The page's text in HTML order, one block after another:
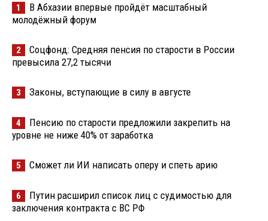
1
В Абхазии впервые пройдёт масштабный
молодёжный форум
2
Соцфонд: Средняя пенсия по старости в России
превысила 27,2 тысячи
3 Законы, вступающие в силу в августе
4
Пенсию по старости предложили закрепить на
уровне не ниже 40% от заработка
5 Сможет ли ИИ написать оперу и спеть арию
6
Путин расширил список лиц с судимостью для
заключения контракта с ВС РФ